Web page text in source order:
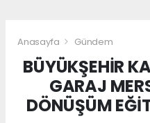
Anasayfa Gündem
BÜYÜKŞEHİR
GARAJ
DÖNÜŞÜM